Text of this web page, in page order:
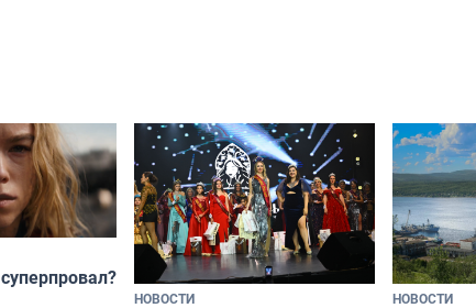
НОВОСТИ НОВОСТИ